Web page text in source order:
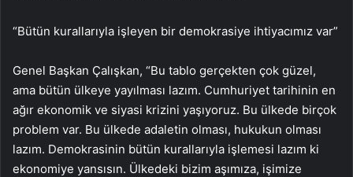
“Bütün kurallarıyla işleyen bir demokrasiye ihtiyacımız var”
Genel Başkan Çalışkan, “Bu tablo gerçekten çok güzel,
ama bütün ülkeye yayılması lazım. Cumhuriyet tarihinin en
ağır ekonomik ve siyasi krizini yaşıyoruz. Bu ülkede birçok
problem var. Bu ülkede adaletin olması, hukukun olması
lazım. Demokrasinin bütün kurallarıyla işlemesi lazım ki
ekonomiye yansısın. Ülkedeki bizim aşımıza, işimize